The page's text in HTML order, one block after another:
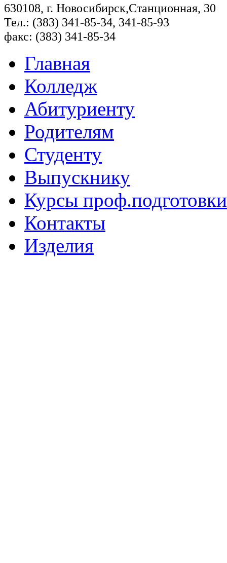
630108, г. Новосибирск,Станционная, 30
Тел.: (383) 341-85-34, 341-85-93
факс: (383) 341-85-34
Главная
Колледж
Абитуриенту
Родителям
Студенту
Выпускнику
Курсы проф.подготовки
Контакты
Изделия